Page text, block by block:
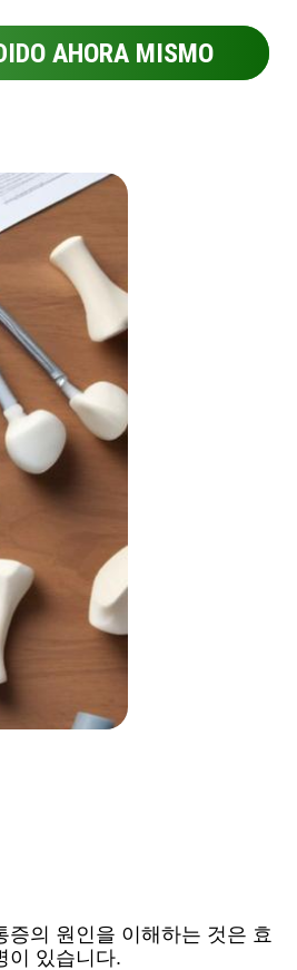
AHORA MISMO
의 원인을 이해하는 것은 효
이 있습니다.